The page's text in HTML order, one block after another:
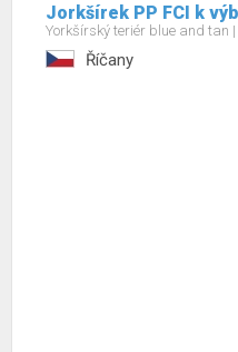
Jorkšírek PP FCI k
Yorkšírský teriér blue and tan
Říčany